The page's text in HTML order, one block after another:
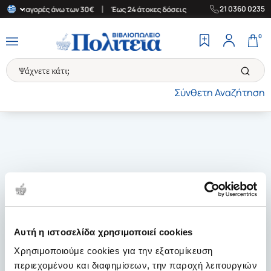
Αυτή η ιστοσελίδα χρησιμοποιεί cookies
Χρησιμοποιούμε cookies για την εξατομίκευση
περιεχομένου και διαφημίσεων, την παροχή λειτουργιών
για αγορές άνω των 30€ Έως 24 άτοκες δόσεις | Δωρεάν
21 0360 0235
Σύνθετη Αναζήτηση
0